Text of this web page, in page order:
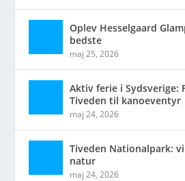
Oplev Hesselgaard
bedste
maj 25, 2026
Aktiv ferie i Sydsverige:
Tiveden til kanoeventyr
maj 24, 2026
Tiveden Nationalpark:
natur
maj 24, 2026